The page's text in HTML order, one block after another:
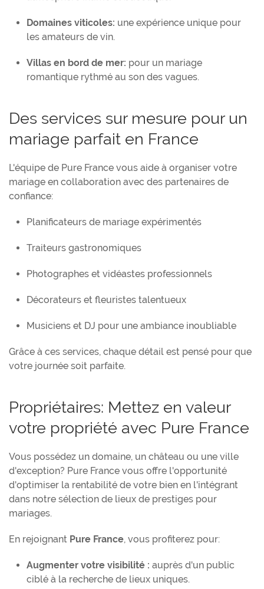
Domaines viticoles: une expérience unique pour
les amateurs de vin.
Villas en bord de mer: pour un mariage
romantique rythmé au son des vagues.
Des services sur mesure pour un
mariage parfait en France
L'équipe de Pure France vous aide à organiser votre
mariage en collaboration avec des partenaires de
confiance:
Planificateurs de mariage expérimentés
Traiteurs gastronomiques
Photographes et vidéastes professionnels
Décorateurs et fleuristes talentueux
Musiciens et DJ pour une ambiance inoubliable
Grâce à ces services, chaque détail est pensé pour que
votre journée soit parfaite.
Propriétaires: Mettez en valeur
votre propriété avec Pure France
Vous possédez un domaine, un château ou une ville
d'exception? Pure France vous offre l'opportunité
d'optimiser la rentabilité de votre bien en l'intégrant
dans notre sélection de lieux de prestiges pour
mariages.
En rejoignant Pure France, vous profiterez pour:
Augmenter votre visibilité : auprès d'un public
ciblé à la recherche de lieux uniques.